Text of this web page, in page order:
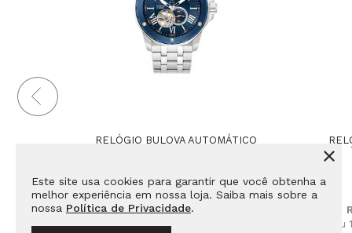
Este site usa cookies para garantir que você obtenha a
melhor experiência em nossa loja. Saiba mais sobre a
nossa Política de Privacidade.
RELÓGIO BULOVA AUTOMÁTICO
R$ 6.290,00
R$ 6.290,00 à vista
ou 10x de R$ 629,00 sem juros